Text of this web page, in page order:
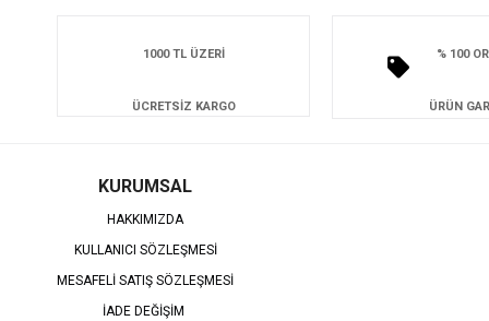
1000 TL ÜZERİ
ÜCRETSİZ KARGO
% 100
ÜRÜN
KURUMSAL
HAKKIMIZDA
KULLANICI SÖZLEŞMESİ
MESAFELİ SATIŞ SÖZLEŞMESİ
İADE DEĞİŞİM